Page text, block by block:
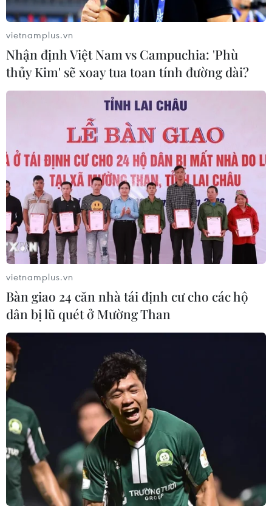
Giám sát một số vùng biển đảo trọng
điểm bằng công nghệ viễn thám
10/09/2020 14:30
Dự án đã hoàn thành thực hiện các bình đồ ảnh tỷ lệ
1:5.000 và bình đồ ảnh viễn thám tỷ lệ 1:25.000 tại các
vùng biển, đảo trọng điểm xa bờ của Việt Nam.
vietnamplus.vn
Nhận định Việt Nam vs Campuchia: 'Phù
thủy Kim' sẽ xoay tua toan tính đường dài?
vietnamplus.vn
Bàn giao 24 căn nhà tái định cư cho các hộ
dân bị lũ quét ở Mường Than